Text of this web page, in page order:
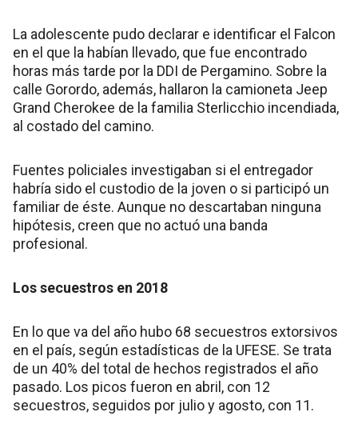
La adolescente pudo declarar e identificar el Falcon
en el que la habían llevado, que fue encontrado
horas más tarde por la DDI de Pergamino. Sobre la
calle Gorordo, además, hallaron la camioneta Jeep
Grand Cherokee de la familia Sterlicchio incendiada,
al costado del camino.
Fuentes policiales investigaban si el entregador
habría sido el custodio de la joven o si participó un
familiar de éste. Aunque no descartaban ninguna
hipótesis, creen que no actuó una banda
profesional.
Los secuestros en 2018
En lo que va del año hubo 68 secuestros extorsivos
en el país, según estadísticas de la UFESE. Se trata
de un 40% del total de hechos registrados el año
pasado. Los picos fueron en abril, con 12
secuestros, seguidos por julio y agosto, con 11.